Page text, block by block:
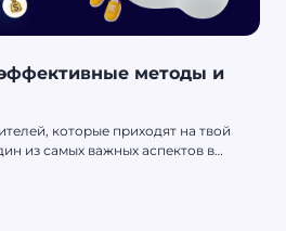
методы и
которые приходят на твой
из самых важных аспектов в